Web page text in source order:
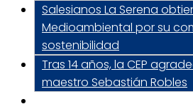
Salesianos La Serena
Medioambiental por su
sostenibilidad
Tras 14 años, la CEP
maestro Sebastián Robles